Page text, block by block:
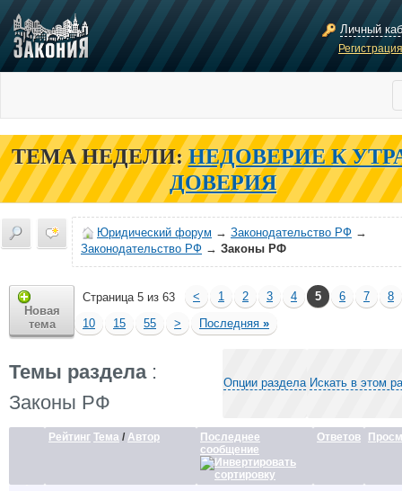
Личный
ТЕМА НЕДЕЛИ: НЕДОВЕРИЕ К
ДОВЕРИЯ
Юридический форум → Законодательство РФ →
Законодательство РФ → Законы РФ
Новая
тема
Страница 5 из 63 < 1 2 3 4 5 6 7
8
10
15 55 > Последняя »
Темы раздела:
Законы РФ
Опции раздела Искать в этом
Рейтинг Тема / Автор
Последнее
сообщение
Ответов